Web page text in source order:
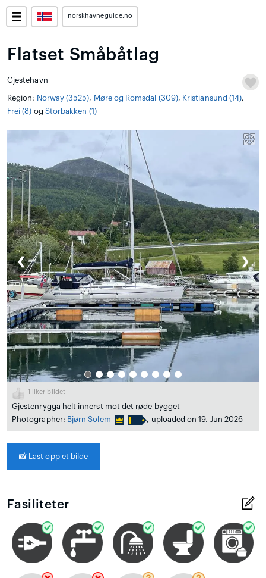
norskhavneguide.no
Flatset Småbåtlag
Gjestehavn
Region: Norway (3525), Møre og Romsdal (309), Kristiansund (14),
Frei (8) og Storbakken (1)
❮ ❯
1 liker bildet
Gjestenrygga helt innerst mot det røde bygget
Photographer: Bjørn Solem , uploaded on 19. Jun 2026
📸 Last opp et bilde
Fasiliteter